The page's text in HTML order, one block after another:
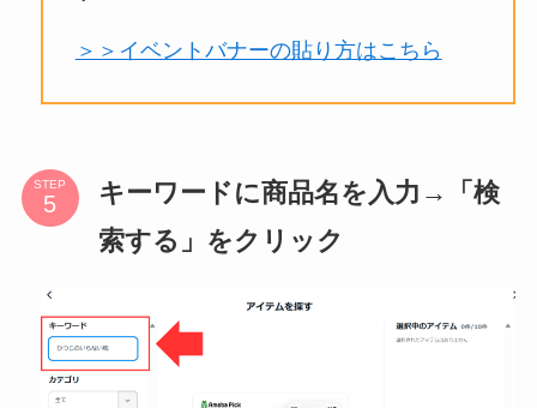
＞＞イベントバナーの貼り方はこちら
STEP
キーワードに商品名を入力→「検
索する」をクリック